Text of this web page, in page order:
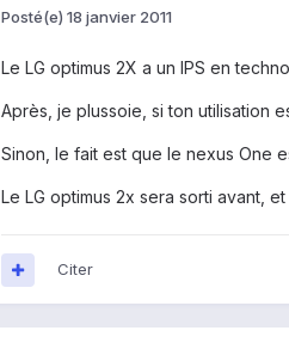
Posté(e) 18 janvier 2011
Le LG optimus 2X a un IPS en
Après, je plussoie, si ton utilisation
Sinon, le fait est que le nexus One
Le LG optimus 2x sera sorti avant,
Citer